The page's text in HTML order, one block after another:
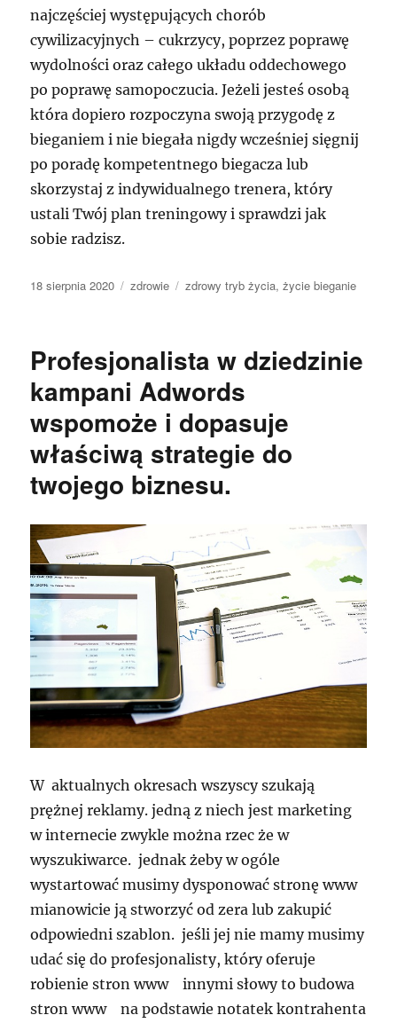
najczęściej występujących chorób
cywilizacyjnych – cukrzycy, poprzez poprawę
wydolności oraz całego układu oddechowego
po poprawę samopoczucia. Jeżeli jesteś osobą
która dopiero rozpoczyna swoją przygodę z
bieganiem i nie biegała nigdy wcześniej sięgnij
po poradę kompetentnego biegacza lub
skorzystaj z indywidualnego trenera, który
ustali Twój plan treningowy i sprawdzi jak
sobie radzisz.
Data
18 sierpnia 2020 Kategorie
zdrowie Tagi
zdrowy tryb życia,życie bieganie
Profesjonalista w dziedzinie
kampani Adwords
wspomoże i dopasuje
właściwą strategie do
twojego biznesu.
W aktualnych okresach wszyscy szukają
prężnej reklamy. jedną z niech jest marketing
w internecie zwykle można rzec że w
wyszukiwarce. jednak żeby w ogóle
wystartować musimy dysponować stronę www
mianowicie ją stworzyć od zera lub zakupić
odpowiedni szablon. jeśli jej nie mamy musimy
udać się do profesjonalisty, który oferuje
robienie stron www innymi słowy to budowa
stron www na podstawie notatek kontrahenta